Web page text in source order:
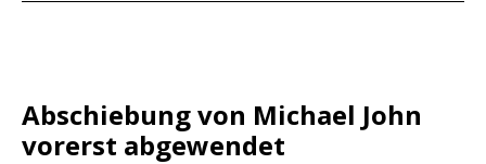
Abschiebung von Michael John
vorerst abgewendet